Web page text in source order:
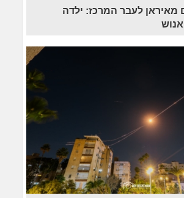
מאיראן לעבר המרכז: ילדה